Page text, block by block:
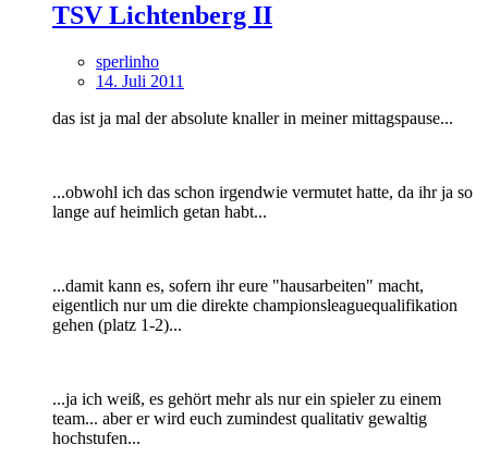
TSV Lichtenberg II
sperlinho
14. Juli 2011
das ist ja mal der absolute knaller in meiner mittagspause...
...obwohl ich das schon irgendwie vermutet hatte, da ihr ja so
lange auf heimlich getan habt...
...damit kann es, sofern ihr eure "hausarbeiten" macht,
eigentlich nur um die direkte championsleaguequalifikation
gehen (platz 1-2)...
...ja ich weiß, es gehört mehr als nur ein spieler zu einem
team... aber er wird euch zumindest qualitativ gewaltig
hochstufen...